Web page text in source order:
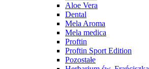
Aloe Vera
Dental
Mela Aroma
Mela medica
Proftin
Proftin Sport Edition
Pozostałe